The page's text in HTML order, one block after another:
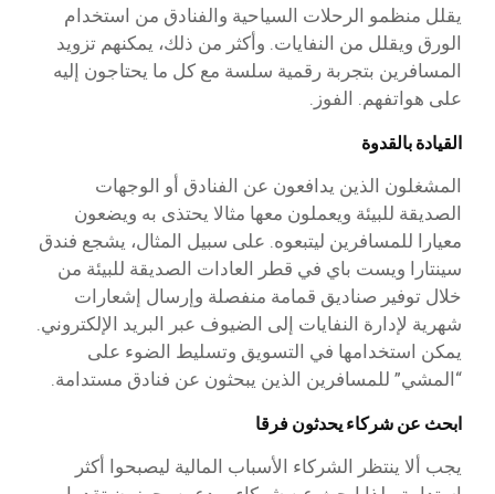
يقلل منظمو الرحلات السياحية والفنادق من استخدام
الورق ويقلل من النفايات. وأكثر من ذلك، يمكنهم تزويد
المسافرين بتجربة رقمية سلسة مع كل ما يحتاجون إليه
على هواتفهم. الفوز.
القيادة بالقدوة
المشغلون الذين يدافعون عن الفنادق أو الوجهات
الصديقة للبيئة ويعملون معها مثالا يحتذى به ويضعون
معيارا للمسافرين ليتبعوه. على سبيل المثال، يشجع فندق
سينتارا ويست باي في قطر العادات الصديقة للبيئة من
خلال توفير صناديق قمامة منفصلة وإرسال إشعارات
شهرية لإدارة النفايات إلى الضيوف عبر البريد الإلكتروني.
يمكن استخدامها في التسويق وتسليط الضوء على
“المشي” للمسافرين الذين يبحثون عن فنادق مستدامة.
ابحث عن شركاء يحدثون فرقا
يجب ألا ينتظر الشركاء الأسباب المالية ليصبحوا أكثر